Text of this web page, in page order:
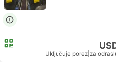
Uključuje porez za